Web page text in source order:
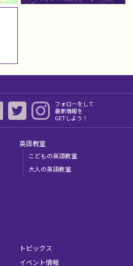
フォローをして
最新情報を
GETしよう！
英語教室
こどもの英語教室
大人の英語教室
トピックス
イベント情報